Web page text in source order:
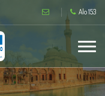
Alo 153